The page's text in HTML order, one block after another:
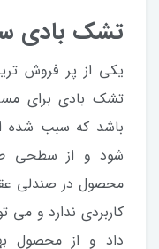
تشک بادی
یکی از پر فروش
تشک بادی برای
باشد که سبب
شود و از سطحی
محصول در صندلی
کاربردی ندارد و می
داد و از محصول